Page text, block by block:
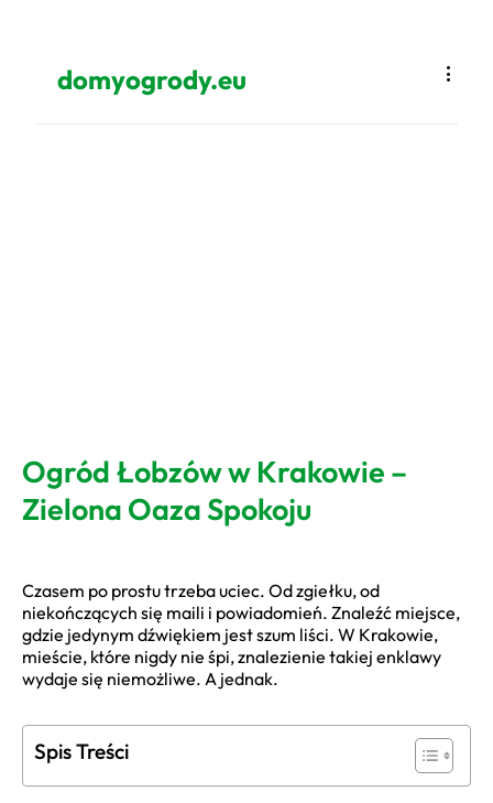
domyogrody.eu
Ogród Łobzów w Krakowie –
Zielona Oaza Spokoju
Czasem po prostu trzeba uciec. Od zgiełku, od
niekończących się maili i powiadomień. Znaleźć miejsce,
gdzie jedynym dźwiękiem jest szum liści. W Krakowie,
mieście, które nigdy nie śpi, znalezienie takiej enklawy
wydaje się niemożliwe. A jednak.
Spis Treści